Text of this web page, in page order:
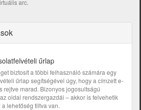
arc.
űrlap
biztosít a többi felhasználó számára egy
űrlap segítségével úgy, hogy a címzett e-
rejtve marad. Bizonyos jogosultságú
oldal rendszergazdái – akkor is felvehetik
lehetőség tiltva van.